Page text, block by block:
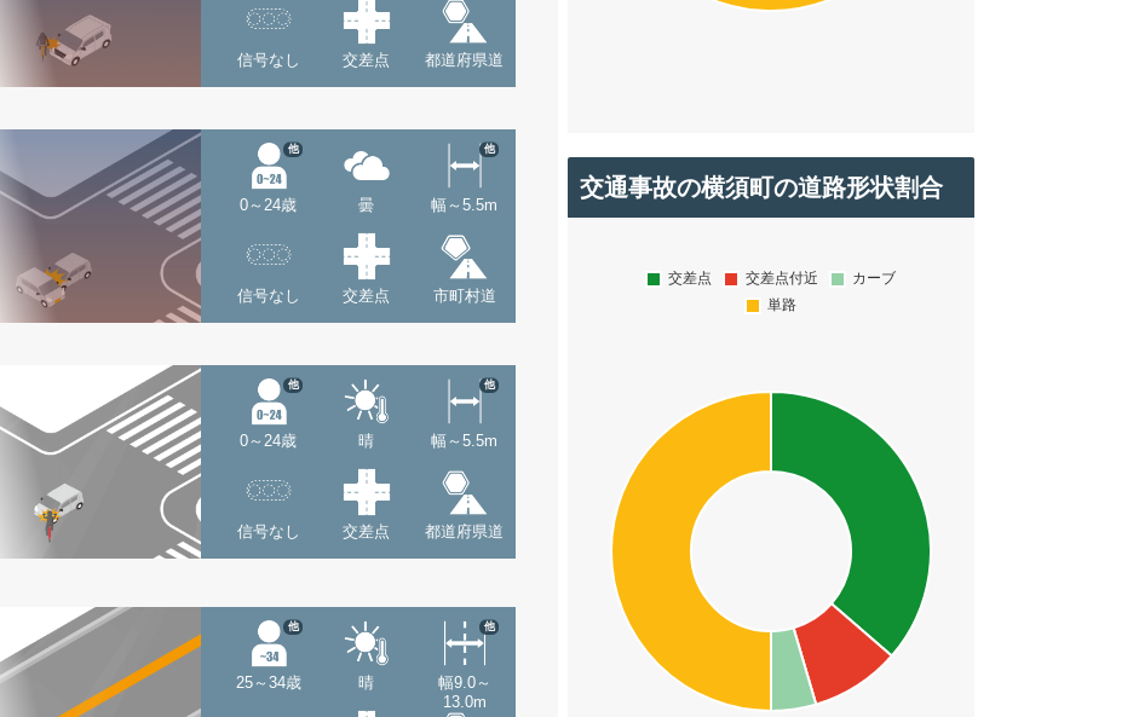
信号なし 交差点 都道府県道
0～24歳
他
曇 幅～5.5m
他
信号なし 交差点 市町村道
0～24歳
他
晴 幅～5.5m
他
信号なし 交差点 都道府県道
25～34歳
他
晴
幅9.0～
13.0m
他
交通事故の横須町の道路形状割合